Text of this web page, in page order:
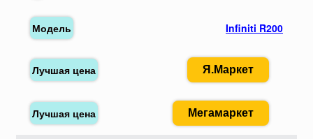
Infiniti R200
Я.Маркет
Мегамаркет